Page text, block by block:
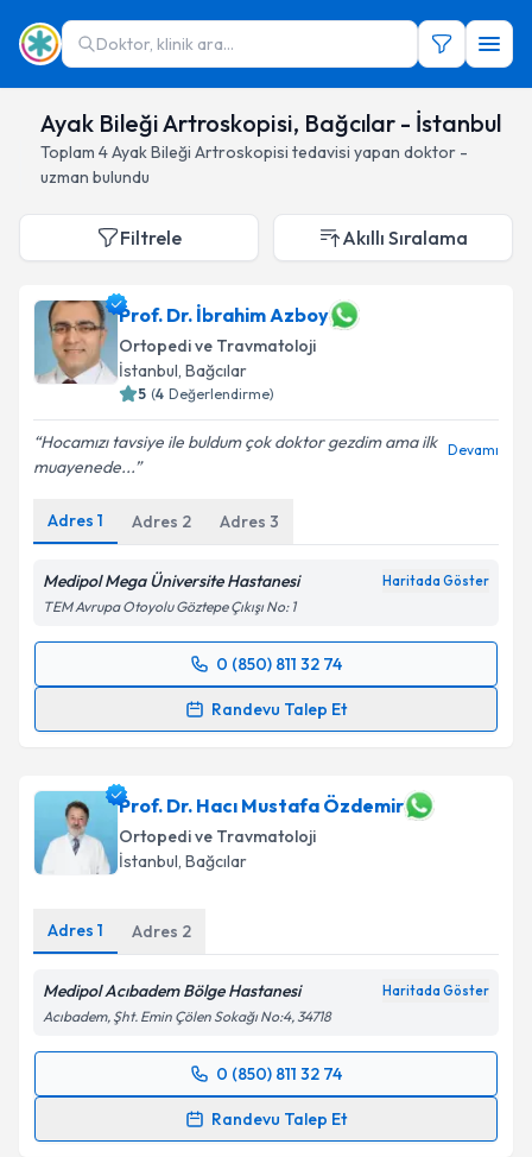
Doktor, klinik ara...
Ayak Bileği Artroskopisi, Bağcılar - İstanbul
Toplam 4Ayak Bileği Artroskopisi tedavisi yapan doktor -
uzman bulundu
Filtrele Akıllı Sıralama
Prof. Dr. İbrahim Azboy
Ortopedi ve Travmatoloji
İstanbul, Bağcılar
5 (4 Değerlendirme)
Hocamızı tavsiye ile buldum çok doktor gezdim ama ilk
muayenede...
Devamı
Adres 1 Adres 2 Adres 3
Medipol Mega Üniversite Hastanesi Haritada Göster
TEM Avrupa Otoyolu Göztepe Çıkışı No: 1
0 (850) 811 32 74
Randevu Talep Et
Randevu Takvimi Talebi
takvim hazırlandığında e-posta ile bilgilendireceğiz.
E-posta Adresiniz
Metni'ni okudum ve kişisel verilerimin belirtilen
kapsamda işlenmesini kabul ediyorum.
Takvim Talebini Gönder
Prof. Dr. Hacı Mustafa Özdemir
Ortopedi ve Travmatoloji
İstanbul, Bağcılar
Adres 1 Adres 2
Medipol Acıbadem Bölge Hastanesi Haritada Göster
Acıbadem, Şht. Emin Çölen Sokağı No:4, 34718
0 (850) 811 32 74
Randevu Talep Et
Randevu Takvimi Talebi